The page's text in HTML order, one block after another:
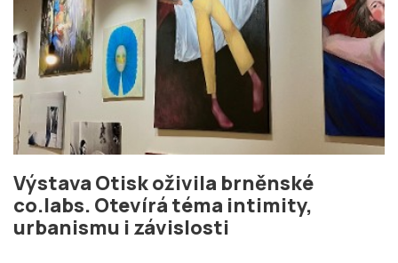
Výstava Otisk oživila brněnské
co.labs. Otevírá téma intimity,
urbanismu i závislosti